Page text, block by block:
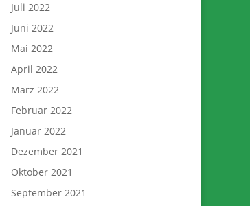
Juli 2022
Juni 2022
Mai 2022
April 2022
März 2022
Februar 2022
Januar 2022
Dezember 2021
Oktober 2021
September 2021